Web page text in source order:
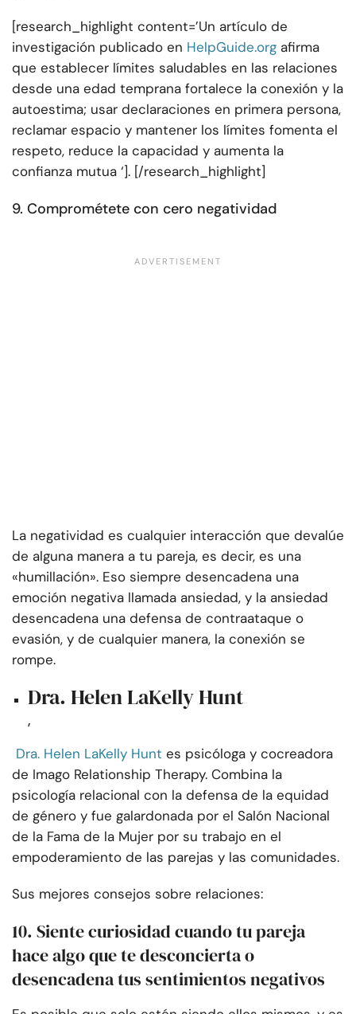
[research_highlight content=’Un artículo de
investigación publicado en HelpGuide.org afirma
que establecer límites saludables en las relaciones
desde una edad temprana fortalece la conexión y la
autoestima; usar declaraciones en primera persona,
reclamar espacio y mantener los límites fomenta el
respeto, reduce la capacidad y aumenta la
confianza mutua ‘]. [/research_highlight]
9. Comprométete con cero negatividad
La negatividad es cualquier interacción que devalúe
de alguna manera a tu pareja, es decir, es una
«humillación». Eso siempre desencadena una
emoción negativa llamada ansiedad, y la ansiedad
desencadena una defensa de contraataque o
evasión, y de cualquier manera, la conexión se
rompe.
Dra. Helen LaKelly Hunt
,
Dra. Helen LaKelly Hunt es psicóloga y cocreadora
de Imago Relationship Therapy. Combina la
psicología relacional con la defensa de la equidad
de género y fue galardonada por el Salón Nacional
de la Fama de la Mujer por su trabajo en el
empoderamiento de las parejas y las comunidades.
Sus mejores consejos sobre relaciones:
10. Siente curiosidad cuando tu pareja
hace algo que te desconcierta o
desencadena tus sentimientos negativos